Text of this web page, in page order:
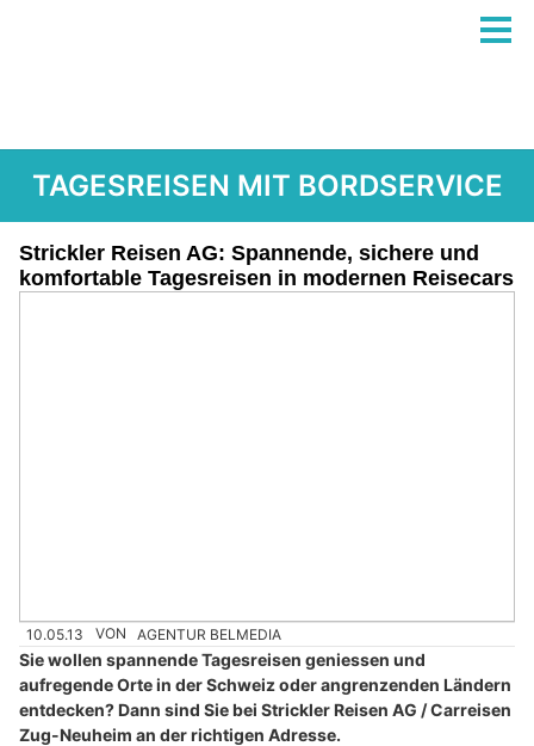
TAGESREISEN MIT BORDSERVICE
Strickler Reisen AG: Spannende, sichere und
komfortable Tagesreisen in modernen Reisecars
10.05.13 VON AGENTUR BELMEDIA
Sie wollen spannende Tagesreisen geniessen und
aufregende Orte in der Schweiz oder angrenzenden Ländern
entdecken? Dann sind Sie bei Strickler Reisen AG / Carreisen
Zug-Neuheim an der richtigen Adresse.